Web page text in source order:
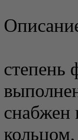
степень
снабжен
кольцом,